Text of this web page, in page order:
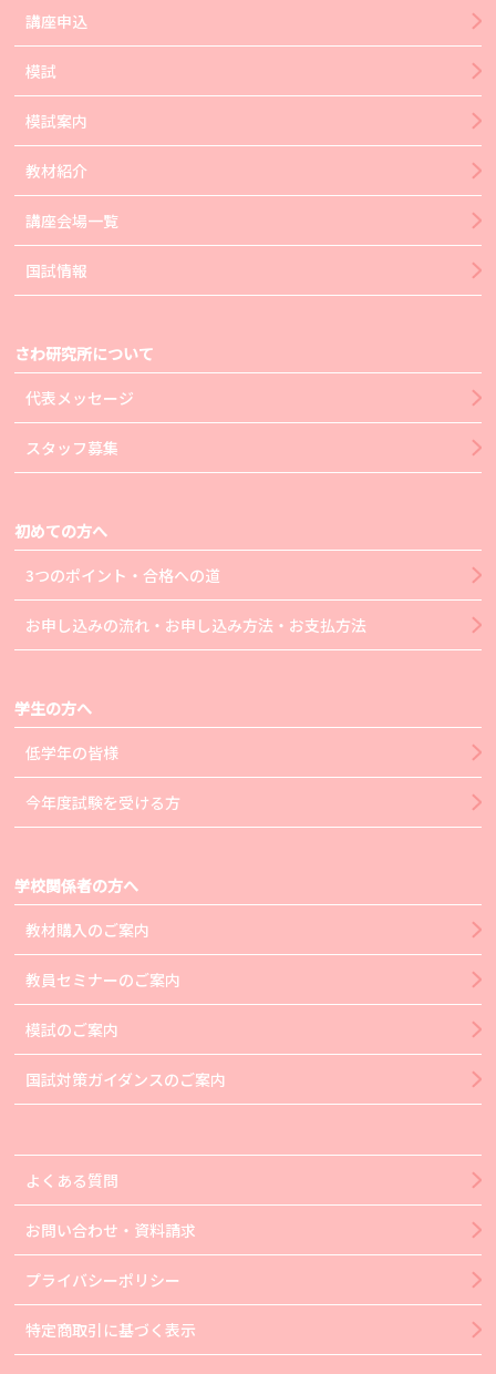
講座申込
模試
模試案内
教材紹介
講座会場一覧
国試情報
さわ研究所について
代表メッセージ
スタッフ募集
初めての方へ
3つのポイント・合格への道
お申し込みの流れ・お申し込み方法・お支払方法
学生の方へ
低学年の皆様
今年度試験を受ける方
学校関係者の方へ
教材購入のご案内
教員セミナーのご案内
模試のご案内
国試対策ガイダンスのご案内
よくある質問
お問い合わせ・資料請求
プライバシーポリシー
特定商取引に基づく表示